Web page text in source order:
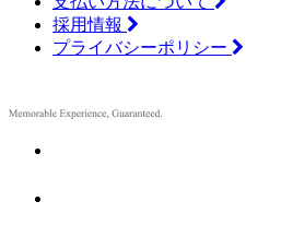
採用情報
プライバシーポリシー